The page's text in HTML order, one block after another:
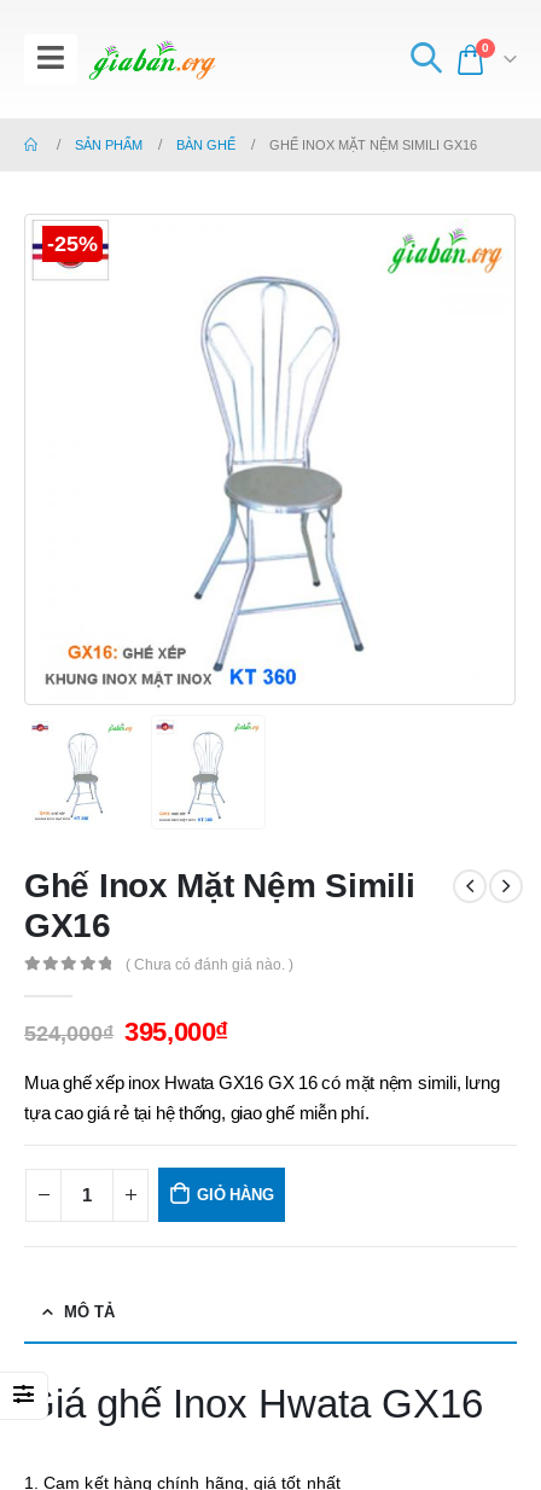
0
SẢN PHẨM BÀN GHẾ GHẾ INOX MẶT NỆM SIMILI GX16
-25%
Ghế Inox Mặt Nệm Simili
GX16
( Chưa có đánh giá nào. )
524,000₫ 395,000₫
Mua ghế xếp inox Hwata GX16 GX 16 có mặt nệm simili, lưng
tựa cao giá rẻ tại hệ thống, giao ghế miễn phí.
GIỎ HÀNG
MÔ TẢ
Giá ghế Inox Hwata GX16
1. Cam kết hàng chính hãng, giá tốt nhất